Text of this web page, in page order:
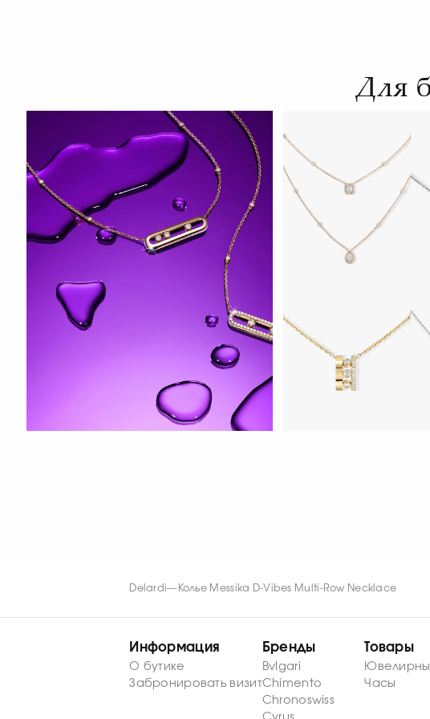
Для
СМОТРЕТЬ СЕЙЧАС
Delardi— Колье Messika D-Vibes Multi-Row Necklace
Информация
О бутике
Забронировать визит
Бренды
Bvlgari
Chimento
Chronoswiss
Товары
Часы